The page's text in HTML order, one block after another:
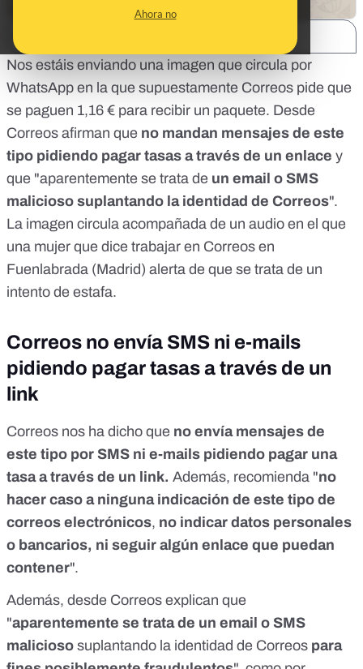
Ahora no
Nos estáis enviando una imagen que circula por
WhatsApp en la que supuestamente Correos pide que
se paguen 1,16 € para recibir un paquete. Desde
Correos afirman que no mandan mensajes de este
tipo pidiendo pagar tasas a través de un enlace y
que "aparentemente se trata de un email o SMS
malicioso suplantando la identidad de Correos".
La imagen circula acompañada de un audio en el que
una mujer que dice trabajar en Correos en
Fuenlabrada (Madrid) alerta de que se trata de un
intento de estafa.
Correos no envía SMS ni e-mails
pidiendo pagar tasas a través de un
link
Correos nos ha dicho que no envía mensajes de
este tipo por SMS ni e-mails pidiendo pagar una
tasa a través de un link. Además, recomienda "no
hacer caso a ninguna indicación de este tipo de
correos electrónicos, no indicar datos personales
o bancarios, ni seguir algún enlace que puedan
contener".
Además, desde Correos explican que
"aparentemente se trata de un email o SMS
malicioso suplantando la identidad de Correos para